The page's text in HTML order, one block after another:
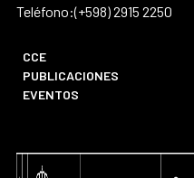
Teléfono:(+598) 2915 2250
CCE
PUBLICACIONES
EVENTOS